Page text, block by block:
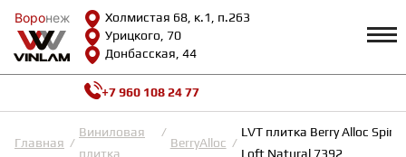
Воронеж
Холмистая 68, к.1, п.263
Урицкого, 70
Донбасская, 44
Воронеж
КАТАЛОГ Профиль
+7 960 108 24 77
Главная
Виниловая
плитка
BerryAlloc
LVT плитка Berry Alloc Spirit
Loft Natural 7392